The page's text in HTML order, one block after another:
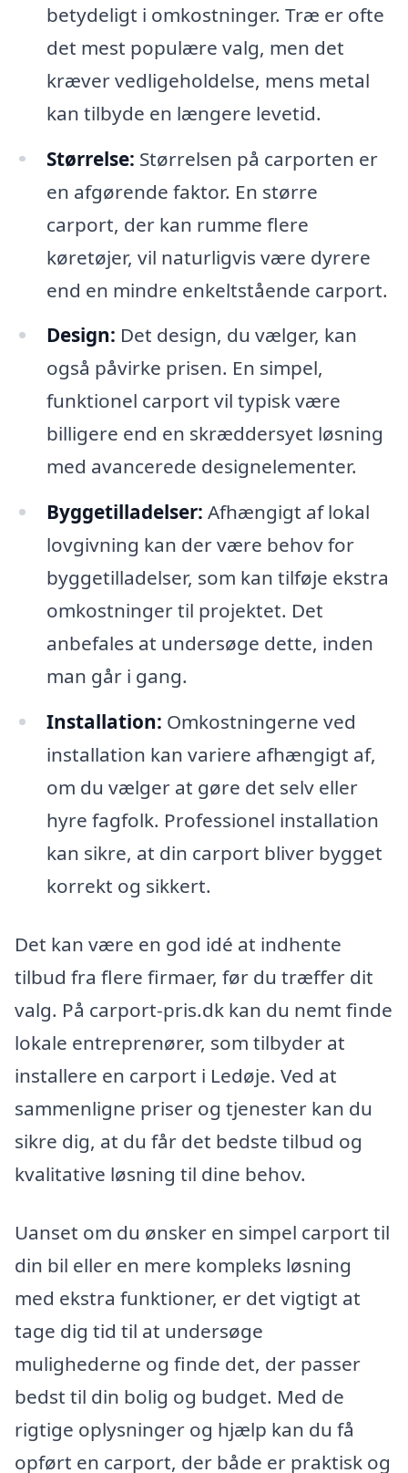
betydeligt i omkostninger. Træ er ofte
det mest populære valg, men det
kræver vedligeholdelse, mens metal
kan tilbyde en længere levetid.
Størrelse: Størrelsen på carporten er
en afgørende faktor. En større
carport, der kan rumme flere
køretøjer, vil naturligvis være dyrere
end en mindre enkeltstående carport.
Design: Det design, du vælger, kan
også påvirke prisen. En simpel,
funktionel carport vil typisk være
billigere end en skræddersyet løsning
med avancerede designelementer.
Byggetilladelser: Afhængigt af lokal
lovgivning kan der være behov for
byggetilladelser, som kan tilføje ekstra
omkostninger til projektet. Det
anbefales at undersøge dette, inden
man går i gang.
Installation: Omkostningerne ved
installation kan variere afhængigt af,
om du vælger at gøre det selv eller
hyre fagfolk. Professionel installation
kan sikre, at din carport bliver bygget
korrekt og sikkert.
Det kan være en god idé at indhente
tilbud fra flere firmaer, før du træffer dit
valg. På carport-pris.dk kan du nemt finde
lokale entreprenører, som tilbyder at
installere en carport i Ledøje. Ved at
sammenligne priser og tjenester kan du
sikre dig, at du får det bedste tilbud og
kvalitative løsning til dine behov.
Uanset om du ønsker en simpel carport til
din bil eller en mere kompleks løsning
med ekstra funktioner, er det vigtigt at
tage dig tid til at undersøge
mulighederne og finde det, der passer
bedst til din bolig og budget. Med de
rigtige oplysninger og hjælp kan du få
opført en carport, der både er praktisk og